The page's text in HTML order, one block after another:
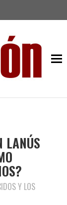
LANÚS
Y LOS